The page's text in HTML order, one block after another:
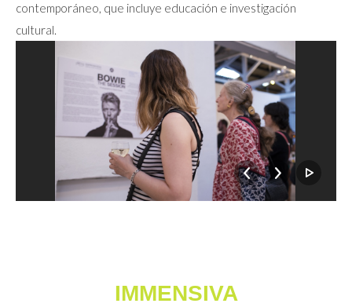
contemporáneo, que incluye educación e investigación
cultural.
IMMENSIVA